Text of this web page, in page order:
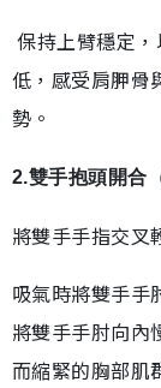
保持上臂穩定
低，感受肩胛骨
勢。
2.雙手抱頭開合
將雙手手指交叉
吸氣時將雙手手
將雙手手肘向內
而縮緊的胸部肌